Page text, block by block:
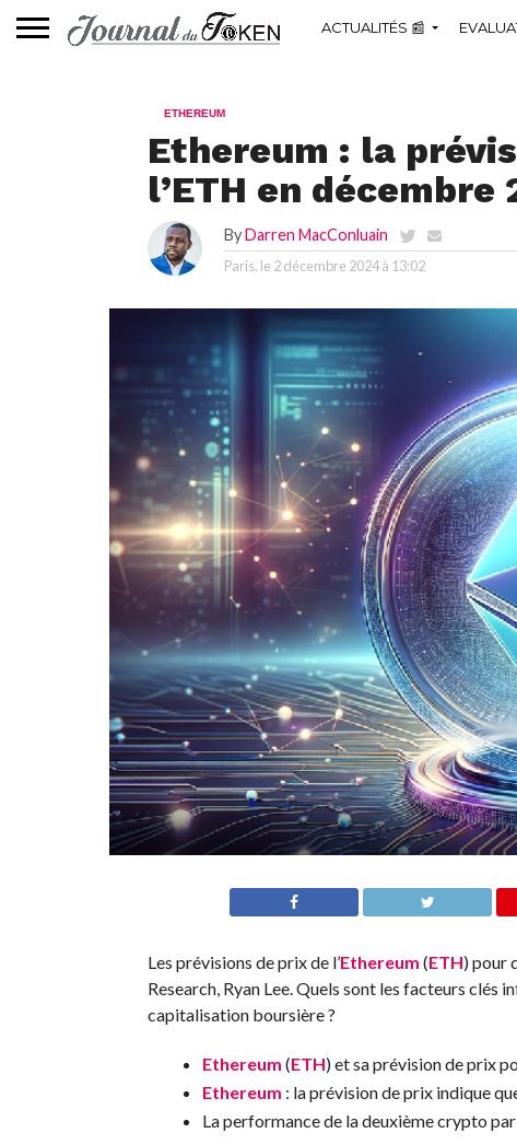
ACTUALITÉS 📰
ETHEREUM
Ethereum : la
l’ETH en décembre
ByDarren MacConluain
Paris, le 2 décembre 2024 à 13:02
Les prévisions de prix de l’Ethereum (ETH) pour
Research, Ryan Lee. Quels sont les facteurs
capitalisation boursière ?
Ethereum (ETH) et sa prévision de prix
Ethereum : la prévision de prix indique
La performance de la deuxième crypto